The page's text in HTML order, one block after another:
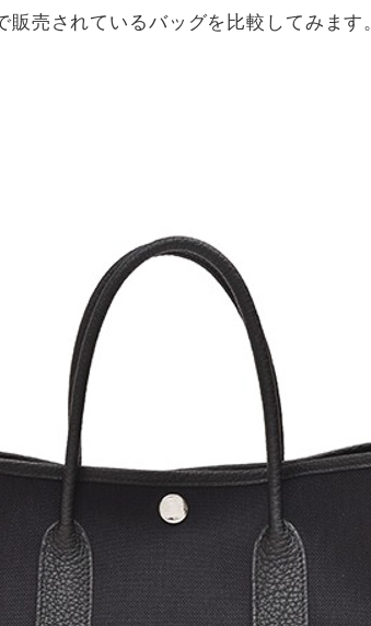
売されているバッグを比較してみます。